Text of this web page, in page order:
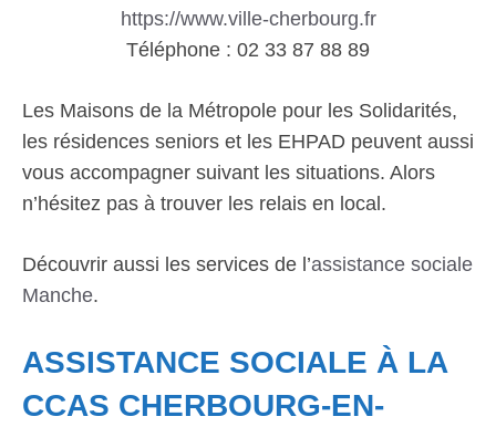
https://www.ville-cherbourg.fr
Téléphone : 02 33 87 88 89
Les Maisons de la Métropole pour les Solidarités,
les résidences seniors et les EHPAD peuvent aussi
vous accompagner suivant les situations. Alors
n’hésitez pas à trouver les relais en local.
Découvrir aussi les services de l’assistance sociale
Manche.
ASSISTANCE SOCIALE À LA
CCAS CHERBOURG-EN-